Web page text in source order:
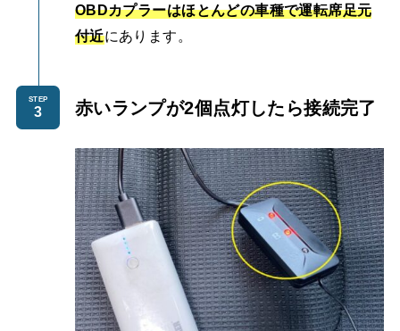
OBDカプラーはほとんどの車種で運転席足元
付近にあります。
STEP 赤いランプが2個点灯したら接続完了